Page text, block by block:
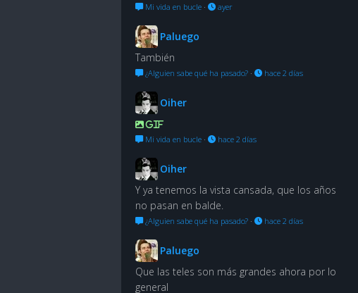
Mi vida en bucle · ayer
Paluego
También
¿Alguien sabe qué ha pasado? · hace 2 días
Oiher
GIF
Mi vida en bucle · hace 2 días
Oiher
Y ya tenemos la vista cansada, que los años
no pasan en balde.
¿Alguien sabe qué ha pasado? · hace 2 días
Paluego
Que las teles son más grandes ahora por lo
general